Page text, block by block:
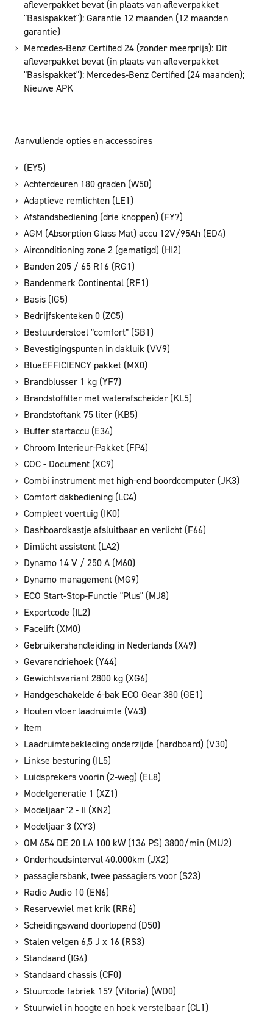
afleverpakket bevat (in plaats van afleverpakket
"Basispakket"): Garantie 12 maanden (12 maanden
garantie)
Mercedes-Benz Certified 24 (zonder meerprijs): Dit
afleverpakket bevat (in plaats van afleverpakket
"Basispakket"): Mercedes-Benz Certified (24 maanden);
Nieuwe APK
Aanvullende opties en accessoires
(EY5)
Achterdeuren 180 graden (W50)
Adaptieve remlichten (LE1)
Afstandsbediening (drie knoppen) (FY7)
AGM (Absorption Glass Mat) accu 12V/95Ah (ED4)
Airconditioning zone 2 (gematigd) (HI2)
Banden 205 / 65 R16 (RG1)
Bandenmerk Continental (RF1)
Basis (IG5)
Bedrijfskenteken 0 (ZC5)
Bestuurderstoel "comfort" (SB1)
Bevestigingspunten in dakluik (VV9)
BlueEFFICIENCY pakket (MX0)
Brandblusser 1 kg (YF7)
Brandstoffilter met waterafscheider (KL5)
Brandstoftank 75 liter (KB5)
Buffer startaccu (E34)
Chroom Interieur-Pakket (FP4)
COC - Document (XC9)
Combi instrument met high-end boordcomputer (JK3)
Comfort dakbediening (LC4)
Compleet voertuig (IK0)
Dashboardkastje afsluitbaar en verlicht (F66)
Dimlicht assistent (LA2)
Dynamo 14 V / 250 A (M60)
Dynamo management (MG9)
ECO Start-Stop-Functie "Plus" (MJ8)
Exportcode (IL2)
Facelift (XM0)
Gebruikershandleiding in Nederlands (X49)
Gevarendriehoek (Y44)
Gewichtsvariant 2800 kg (XG6)
Handgeschakelde 6-bak ECO Gear 380 (GE1)
Houten vloer laadruimte (V43)
Item
Laadruimtebekleding onderzijde (hardboard) (V30)
Linkse besturing (IL5)
Luidsprekers voorin (2-weg) (EL8)
Modelgeneratie 1 (XZ1)
Modeljaar '2 - II (XN2)
Modeljaar 3 (XY3)
OM 654 DE 20 LA 100 kW (136 PS) 3800/min (MU2)
Onderhoudsinterval 40.000km (JX2)
passagiersbank, twee passagiers voor (S23)
Radio Audio 10 (EN6)
Reservewiel met krik (RR6)
Scheidingswand doorlopend (D50)
Stalen velgen 6,5 J x 16 (RS3)
Standaard (IG4)
Standaard chassis (CF0)
Stuurcode fabriek 157 (Vitoria) (WD0)
Stuurwiel in hoogte en hoek verstelbaar (CL1)